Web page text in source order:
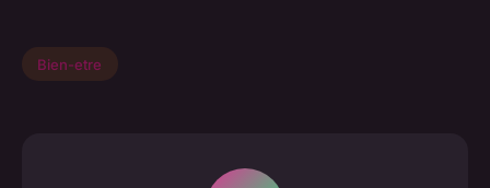
Bien-etre